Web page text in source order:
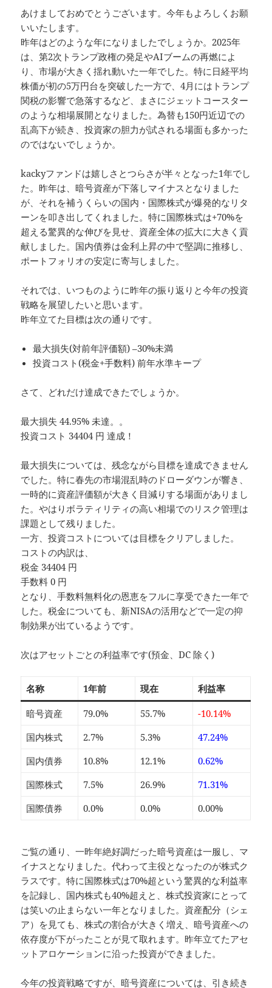
あけましておめでとうございます。今年もよろしくお願
いいたします。
昨年はどのような年になりましたでしょうか。2025年
は、第2次トランプ政権の発足やAIブームの再燃によ
り、市場が大きく揺れ動いた一年でした。特に日経平均
株価が初の5万円台を突破した一方で、4月にはトランプ
関税の影響で急落するなど、まさにジェットコースター
のような相場展開となりました。為替も150円近辺での
乱高下が続き、投資家の胆力が試される場面も多かった
のではないでしょうか。
kackyファンドは嬉しさとつらさが半々となった1年でし
た。昨年は、暗号資産が下落しマイナスとなりました
が、それを補うくらいの国内・国際株式が爆発的なリタ
ーンを叩き出してくれました。特に国際株式は+70%を
超える驚異的な伸びを見せ、資産全体の拡大に大きく貢
献しました。国内債券は金利上昇の中で堅調に推移し、
ポートフォリオの安定に寄与しました。
それでは、いつものように昨年の振り返りと今年の投資
戦略を展望したいと思います。
昨年立てた目標は次の通りです。
最大損失(対前年評価額) –30%未満
投資コスト(税金+手数料) 前年水準キープ
さて、どれだけ達成できたでしょうか。
最大損失 44.95% 未達。。
投資コスト 34404 円 達成！
最大損失については、残念ながら目標を達成できません
でした。特に春先の市場混乱時のドローダウンが響き、
一時的に資産評価額が大きく目減りする場面がありまし
た。やはりボラティリティの高い相場でのリスク管理は
課題として残りました。
一方、投資コストについては目標をクリアしました。
コストの内訳は、
税金 34404 円
手数料 0 円
となり、手数料無料化の恩恵をフルに享受できた一年で
した。税金についても、新NISAの活用などで一定の抑
制効果が出ているようです。
次はアセットごとの利益率です(預金、DC 除く)
名称 1年前 現在 利益率
暗号資産 79.0% 55.7%
-10.14%
国内株式
2.7% 5.3%
47.24%
国内債券
10.8% 12.1%
0.62%
国際株式
7.5% 26.9%
71.31%
国際債券
0.0% 0.0% 0.00%
ご覧の通り、一昨年絶好調だった暗号資産は一服し、マ
イナスとなりました。代わって主役となったのが株式ク
ラスです。特に国際株式は70%超という驚異的な利益率
を記録し、国内株式も40%超えと、株式投資家にとって
は笑いの止まらない一年となりました。資産配分（シェ
ア）を見ても、株式の割合が大きく増え、暗号資産への
依存度が下がったことが見て取れます。昨年立てたアセ
ットアロケーションに沿った投資ができました。
今年の投資戦略ですが、暗号資産については、引き続き